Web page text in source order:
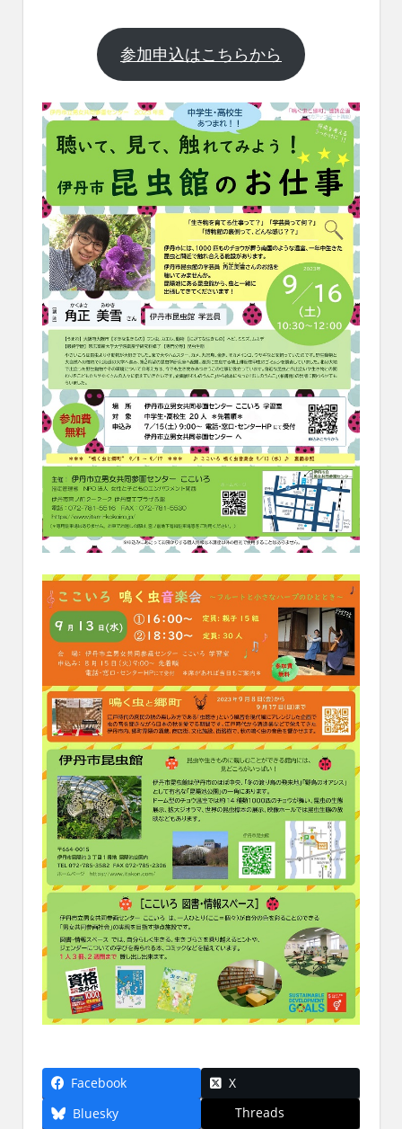
参加申込はこちらから
Facebook
X
Bluesky
Threads